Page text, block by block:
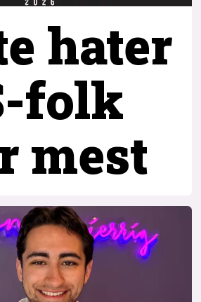
hater
folk
mest